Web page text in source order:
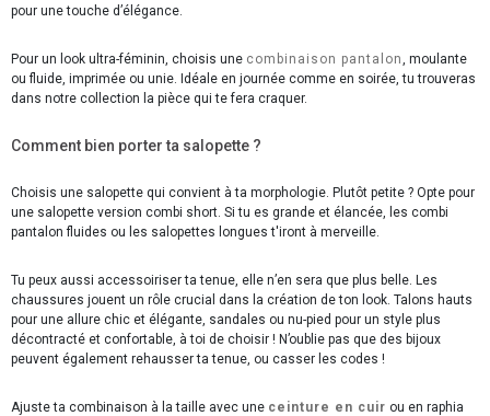
pour une touche d’élégance.
Pour un look ultra-féminin, choisis une combinaison pantalon , moulante
ou fluide, imprimée ou unie. Idéale en journée comme en soirée, tu trouveras
dans notre collection la pièce qui te fera craquer.
Comment bien porter ta salopette ?
Choisis une salopette qui convient à ta morphologie. Plutôt petite ? Opte pour
une salopette version combi short. Si tu es grande et élancée, les combi
pantalon fluides ou les salopettes longues t'iront à merveille.
Tu peux aussi accessoiriser ta tenue, elle n’en sera que plus belle. Les
chaussures jouent un rôle crucial dans la création de ton look. Talons hauts
pour une allure chic et élégante, sandales ou nu-pied pour un style plus
décontracté et confortable, à toi de choisir ! N’oublie pas que des bijoux
peuvent également rehausser ta tenue, ou casser les codes !
Ajuste ta combinaison à la taille avec une ceinture en cuir ou en raphia